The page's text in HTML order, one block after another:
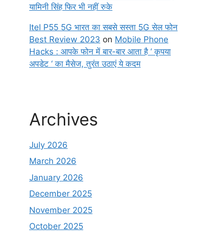
यामिनी सिंह फिर भी नहीं रुके
Itel P55 5G भारत का सबसे सस्ता 5G सेल फोन
Best Review 2023 on Mobile Phone
Hacks : आपके फोन में बार-बार आता है ‘ कृपया
अपडेट ‘ का मैसेज, तुरंत उठाएं ये कदम
Archives
July 2026
March 2026
January 2026
December 2025
November 2025
October 2025